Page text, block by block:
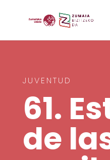
JUVENTUD
61.
de